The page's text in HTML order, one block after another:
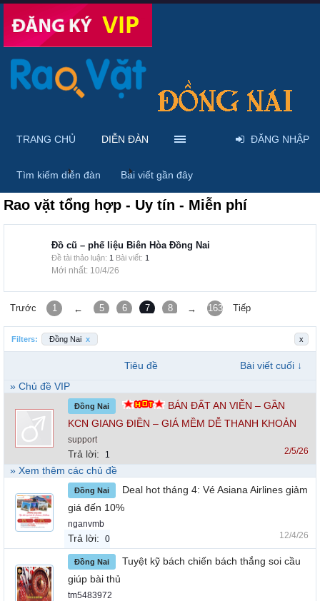
Trang chủ Diễn đàn Rao vặt tổng hợp
Rao vặt tổng hợp - Uy tín - Miễn phí
Đồ cũ – phế liệu Biên Hòa Đồng Nai
Đề tài thảo luận: 1 Bài viết: 1
10/4/26
Trước 1 ← 5 6 7 8 9
→ 163 Tiếp
Filters: Đồng Nai x x
Tiêu đề
Bài viết cuối ↓
» Chủ đề VIP
Đồng Nai
BÁN ĐẤT AN VIỄN – GẦN
KCN GIANG ĐIỀN – GIÁ MỀM DỄ THANH KHOẢN
support
Trả lời: 1 2/5/26
» Xem thêm các chủ đề
Đồng Nai
Deal hot tháng 4: Vé Asiana Airlines giảm
giá đến 10%
nganvmb
Trả lời: 0 12/4/26
Đồng Nai
Tuyệt kỹ bách chiến bách thắng soi cầu
giúp bài thủ
tm5483972
TRANG CHỦ DIỄN ĐÀN
Tìm kiếm diễn đàn Bài viết gần đây
ĐĂNG NHẬP